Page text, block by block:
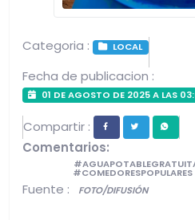
Categoria : LOCAL
Fecha de publicacion :
01 DE AGOSTO DE 2025 A LAS
Compartir :
Comentarios:
Fuente : FOTO/DIFUSIÓN